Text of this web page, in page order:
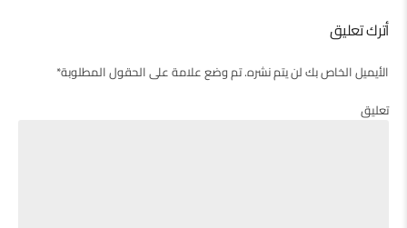
أترك تعليق
الأيميل الخاص بك لن يتم نشره. تم وضع علامة على الحقول المطلوبة*
تعليق